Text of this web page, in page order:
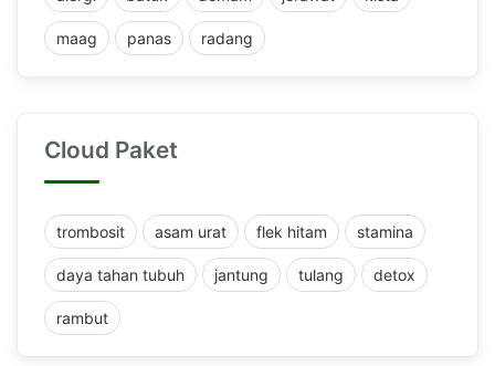
maag panas radang
Cloud Paket
trombosit asam urat flek hitam stamina
daya tahan tubuh jantung tulang detox
rambut